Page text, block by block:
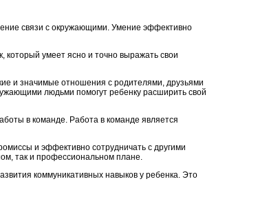
связи с окружающими. Умение эффективно
умеет ясно и точно выражать свои
и значимые отношения с родителями, друзьями
людьми помогут ребенку расширить свой
в команде. Работа в команде является
и эффективно сотрудничать с другими
так и профессиональном плане.
коммуникативных навыков у ребенка. Это